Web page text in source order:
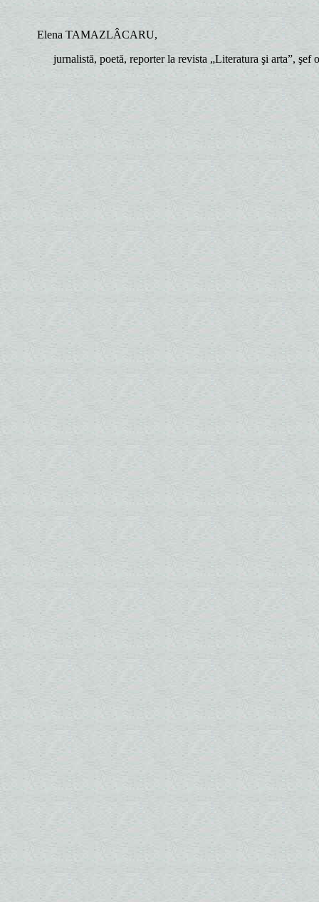
Elena TAMAZLÂCARU,
jurnalistă, poetă, reporter la revista „Literatura şi arta”,